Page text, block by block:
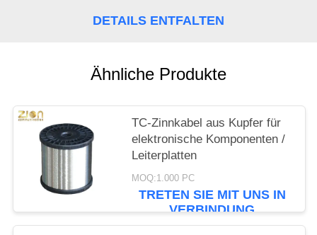
DETAILS ENTFALTEN
Ähnliche Produkte
TC-Zinnkabel aus Kupfer für
elektronische Komponenten /
Leiterplatten
MOQ:1.000 PC
TRETEN SIE MIT UNS IN
VERBINDUNG